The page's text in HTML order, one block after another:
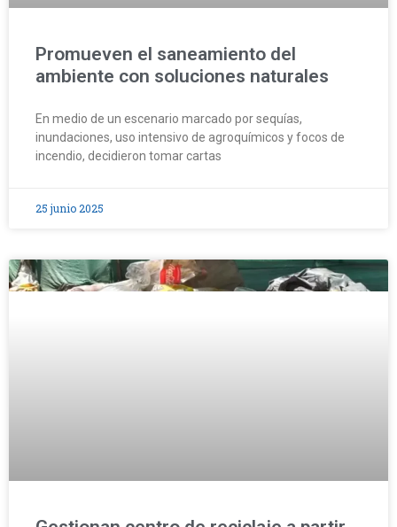
Promueven el saneamiento del
ambiente con soluciones naturales
En medio de un escenario marcado por sequías,
inundaciones, uso intensivo de agroquímicos y focos de
incendio, decidieron tomar cartas
25 junio 2025